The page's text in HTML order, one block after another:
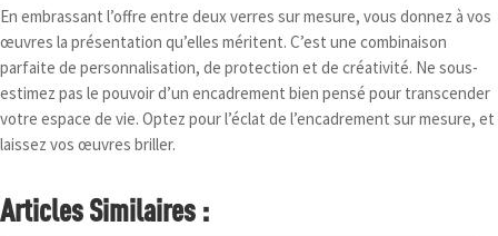
En embrassant l’offre entre deux verres sur mesure, vous donnez à vos
œuvres la présentation qu’elles méritent. C’est une combinaison
parfaite de personnalisation, de protection et de créativité. Ne sous-
estimez pas le pouvoir d’un encadrement bien pensé pour transcender
votre espace de vie. Optez pour l’éclat de l’encadrement sur mesure, et
laissez vos œuvres briller.
Articles Similaires :